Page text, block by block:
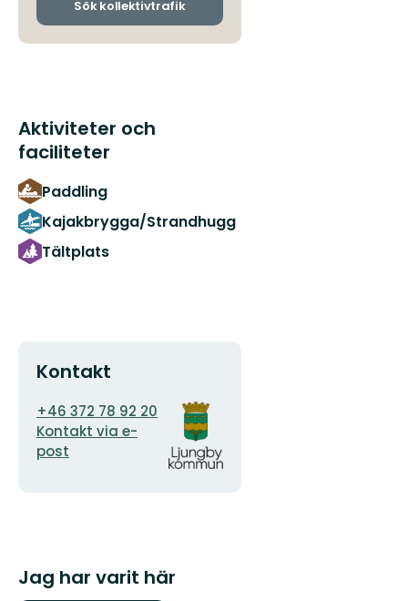
Sök kollektivtrafik
Aktiviteter och
faciliteter
Paddling
Kajakbrygga/Strandhugg
Tältplats
Kontakt
E-
postadress
+46 372 78 92 20
Kontakt via e-
post
Organisationens
logotyp
Jag har varit här